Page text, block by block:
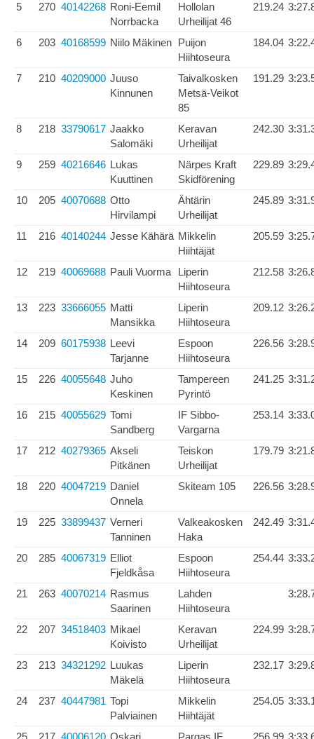
5 270 40142268 Roni-Eemil
Norrbacka
Hollolan
Urheilijat 46
219.24
6 203 40168599 Niilo Mäkinen Puijon
Hiihtoseura
184.04
7 210 40209000 Juuso
Kinnunen
Taivalkosken
Metsä-Veikot
85
191.29
8 218 33790617 Jaakko
Salomäki
Keravan
Urheilijat
242.30
9 259 40216646 Lukas
Kuuttinen
Närpes Kraft
Skidförening
229.89
10 205 40070688 Otto
Hirvilampi
Ähtärin
Urheilijat
245.89
11 216 40140244 Jesse Kähärä Mikkelin
Hiihtäjät
205.59
12 219 40069688 Pauli Vuorma
Liperin
Hiihtoseura
212.58
13 223 33666055 Matti
Mansikka
Liperin
Hiihtoseura
209.12
14 209 60175938 Leevi
Tarjanne
Espoon
Hiihtoseura
226.56
15 226 40055648 Juho
Keskinen
Tampereen
Pyrintö
241.25
16 215 40055629 Tomi
Sandberg
IF Sibbo-
Vargarna
253.14
17 212 40279365 Akseli
Pitkänen
Teiskon
Urheilijat
179.79
18 220 40047219 Daniel
Onnela
Skiteam 105 226.56
19 225 33899437 Verneri
Tanninen
Valkeakosken
Haka
242.49
20 285 40067319 Elliot
Fjeldkåsa
Espoon
Hiihtoseura
254.44
21 263 40070214 Rasmus
Saarinen
Lahden
Hiihtoseura
22 207 34518403 Mikael
Koivisto
Keravan
Urheilijat
224.99
23 213 34321292 Luukas
Mäkelä
Liperin
Hiihtoseura
232.17
24 237 40447981 Topi
Palviainen
Mikkelin
Hiihtäjät
254.05
25 217 40006120 Oskari Pargas IF 256.99